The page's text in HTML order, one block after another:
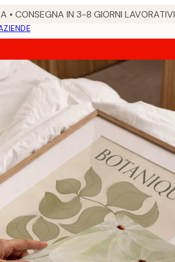
• CONSEGNA IN 3-8 GIORNI LAVORATIVI